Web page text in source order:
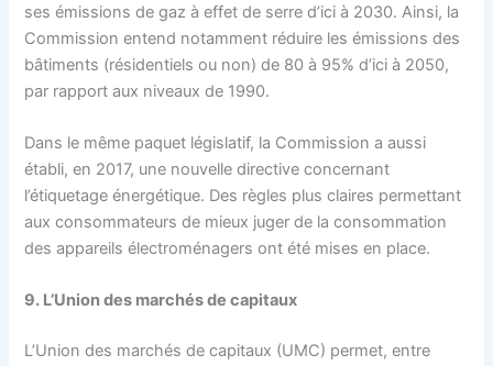
ses émissions de gaz à effet de serre d’ici à 2030. Ainsi, la
Commission entend notamment réduire les émissions des
bâtiments (résidentiels ou non) de 80 à 95% d’ici à 2050,
par rapport aux niveaux de 1990.
Dans le même paquet législatif, la Commission a aussi
établi, en 2017, une nouvelle directive concernant
l’étiquetage énergétique. Des règles plus claires permettant
aux consommateurs de mieux juger de la consommation
des appareils électroménagers ont été mises en place.
9. L’Union des marchés de capitaux
L’Union des marchés de capitaux (UMC) permet, entre